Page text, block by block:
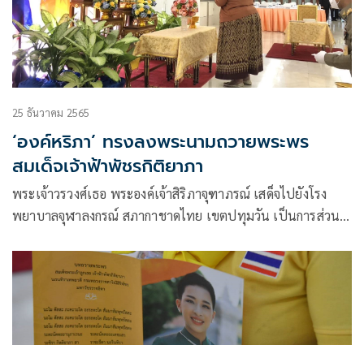
25 ธันวาคม 2565
‘องค์หริภา’ ทรงลงพระนามถวายพระพร
สมเด็จเจ้าฟ้าพัชรกิติยาภา
พระเจ้าวรวงศ์เธอ พระองค์เจ้าสิริภาจุฑาภรณ์ เสด็จไปยังโรง
พยาบาลจุฬาลงกรณ์ สภากาชาดไทย เขตปทุมวัน เป็นการส่วน